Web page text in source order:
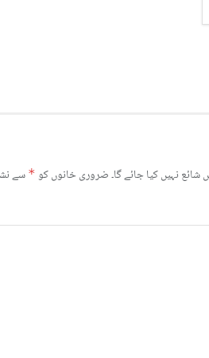
نہیں کیا جائے گا۔ضروری خانوں کو * سے